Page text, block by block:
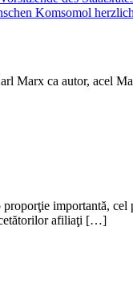
Marx ca autor, acel
importantă,
afiliaţi […]